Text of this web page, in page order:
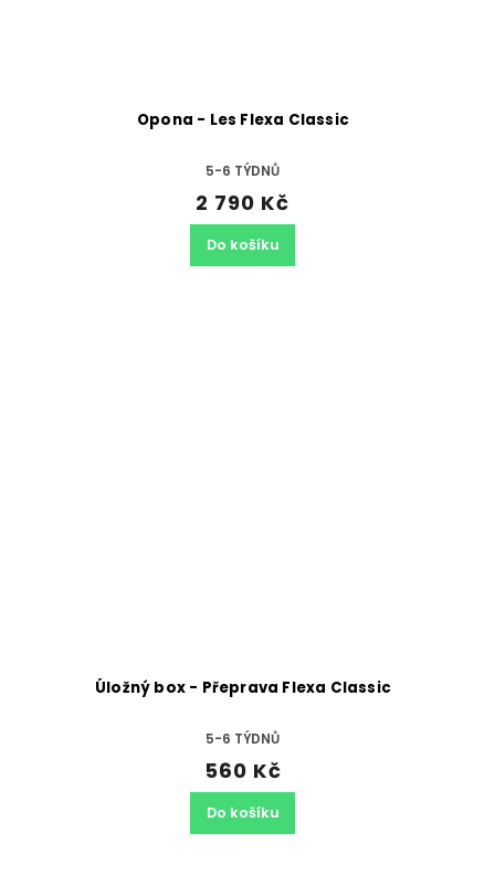
Opona - Les Flexa Classic
5-6 TÝDNŮ
2 790 Kč
Do košíku
Úložný box - Přeprava Flexa Classic
5-6 TÝDNŮ
560 Kč
Do košíku